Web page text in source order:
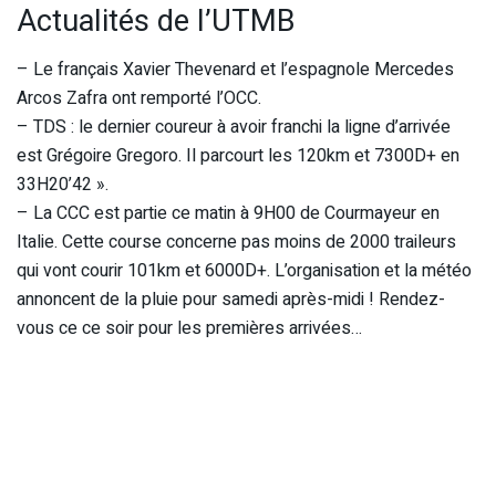
Actualités de l’UTMB
– Le français Xavier Thevenard et l’espagnole Mercedes
Arcos Zafra ont remporté l’OCC.
– TDS : le dernier coureur à avoir franchi la ligne d’arrivée
est Grégoire Gregoro. Il parcourt les 120km et 7300D+ en
33H20’42 ».
– La CCC est partie ce matin à 9H00 de Courmayeur en
Italie. Cette course concerne pas moins de 2000 traileurs
qui vont courir 101km et 6000D+. L’organisation et la météo
annoncent de la pluie pour samedi après-midi ! Rendez-
vous ce ce soir pour les premières arrivées…